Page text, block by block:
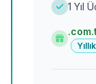
1 Yıl
Yıllık